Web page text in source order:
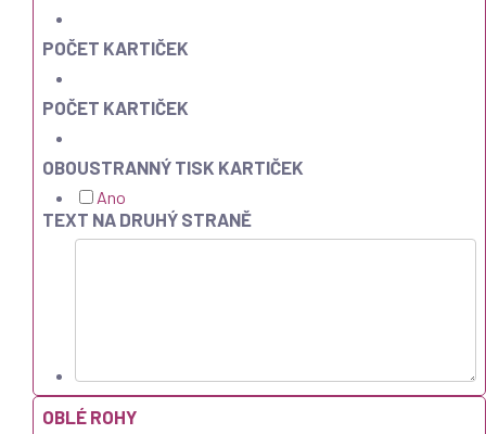
POČET KARTIČEK
POČET KARTIČEK
OBOUSTRANNÝ TISK KARTIČEK
Ano
TEXT NA DRUHÝ STRANĚ
OBLÉ ROHY